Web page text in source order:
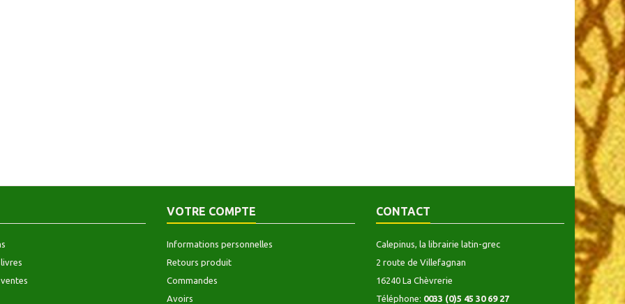
VOTRE COMPTE
Informations personnelles
Retours produit
Commandes
Avoirs
CONTACT
Calepinus, la librairie latin-grec
2 route de Villefagnan
16240 La Chèvrerie
Téléphone: 0033 (0)5 45 30 69 27